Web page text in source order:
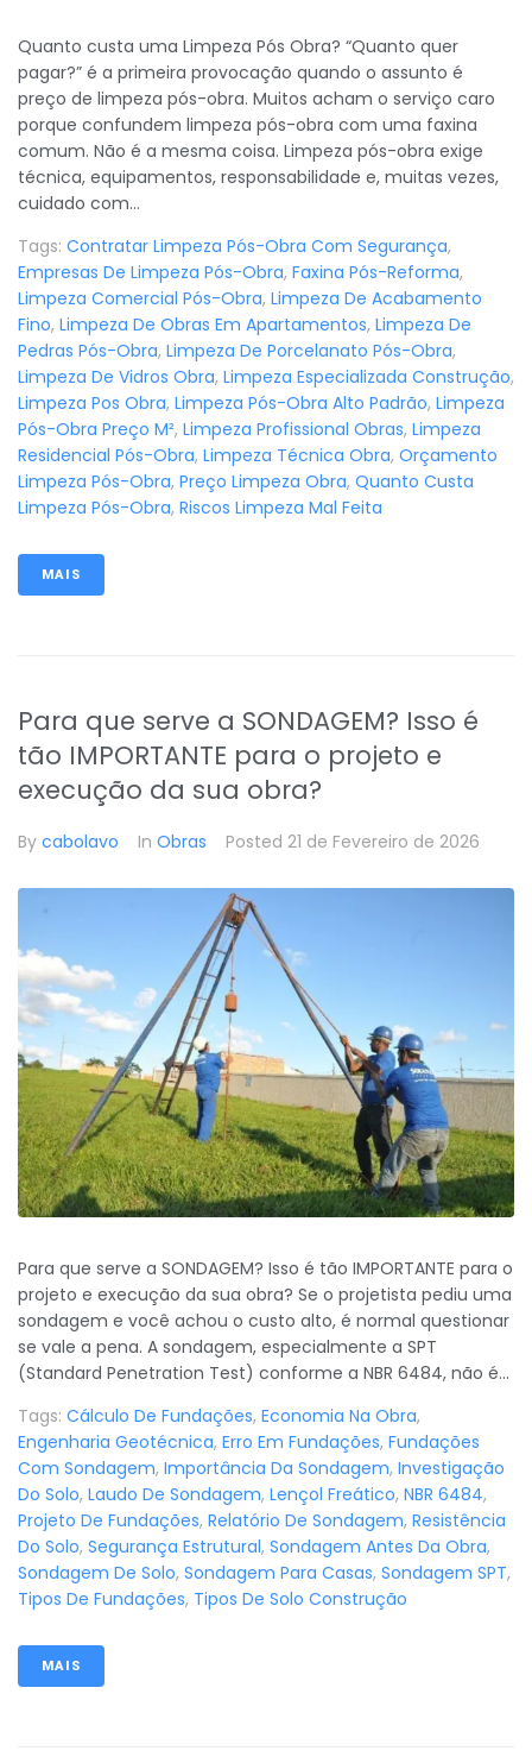
Quanto custa uma Limpeza Pós Obra? “Quanto quer
pagar?” é a primeira provocação quando o assunto é
preço de limpeza pós-obra. Muitos acham o serviço caro
porque confundem limpeza pós-obra com uma faxina
comum. Não é a mesma coisa. Limpeza pós-obra exige
técnica, equipamentos, responsabilidade e, muitas vezes,
cuidado com...
Tags: Contratar Limpeza Pós-Obra Com Segurança,
Empresas De Limpeza Pós-Obra, Faxina Pós-Reforma,
Limpeza Comercial Pós-Obra, Limpeza De Acabamento
Fino, Limpeza De Obras Em Apartamentos, Limpeza De
Pedras Pós-Obra, Limpeza De Porcelanato Pós-Obra,
Limpeza De Vidros Obra, Limpeza Especializada Construção,
Limpeza Pos Obra, Limpeza Pós-Obra Alto Padrão, Limpeza
Pós-Obra Preço M², Limpeza Profissional Obras, Limpeza
Residencial Pós-Obra, Limpeza Técnica Obra, Orçamento
Limpeza Pós-Obra, Preço Limpeza Obra, Quanto Custa
Limpeza Pós-Obra, Riscos Limpeza Mal Feita
MAIS
Para que serve a SONDAGEM? Isso é
tão IMPORTANTE para o projeto e
execução da sua obra?
By cabolavo In Obras Posted 21 de Fevereiro de 2026
Para que serve a SONDAGEM? Isso é tão IMPORTANTE para o
projeto e execução da sua obra? Se o projetista pediu uma
sondagem e você achou o custo alto, é normal questionar
se vale a pena. A sondagem, especialmente a SPT
(Standard Penetration Test) conforme a NBR 6484, não é...
Tags: Cálculo De Fundações, Economia Na Obra,
Engenharia Geotécnica, Erro Em Fundações, Fundações
Com Sondagem, Importância Da Sondagem, Investigação
Do Solo, Laudo De Sondagem, Lençol Freático, NBR 6484,
Projeto De Fundações, Relatório De Sondagem, Resistência
Do Solo, Segurança Estrutural, Sondagem Antes Da Obra,
Sondagem De Solo, Sondagem Para Casas, Sondagem SPT,
Tipos De Fundações, Tipos De Solo Construção
MAIS